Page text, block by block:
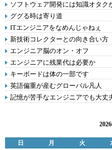
ソフトウェア開発には知識オタク
ググる時は寄り道
ITエンジニアをなめんじゃねぇ
新技術コレクターとの向き合い方
エンジニア脳のオン・オフ
エンジニアに残業代は必要か
キーボードは体の一部です
英語偏重が産むグローバル凡人
記憶が苦手なエンジニアでも大丈
日 月 火